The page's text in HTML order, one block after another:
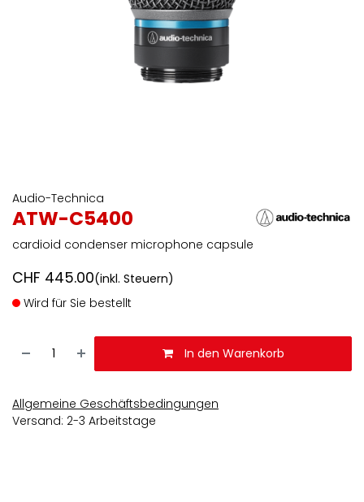
Audio-Technica
ATW-C5400
cardioid condenser microphone capsule
CHF 445.00(inkl. Steuern)
Wird für Sie bestellt
In den Warenkorb
Allgemeine Geschäftsbedingungen
Versand: 2-3 Arbeitstage